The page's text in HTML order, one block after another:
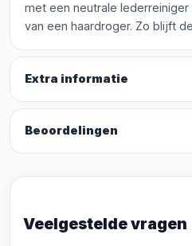
met een neutrale
van een haardroger. Zo blijft
Extra informatie
Beoordelingen
Veelgestelde vragen